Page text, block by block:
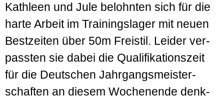
Kathleen und Jule belohnten sich für die
harte Arbeit im Trainings­lager mit neuen
Best­zeiten über 50m Freistil. Leider ver­
passten sie dabei die Quali­fikations­zeit
für die Deutschen Jahr­gangs­meister­
schaften an diesem Wochen­ende denk­